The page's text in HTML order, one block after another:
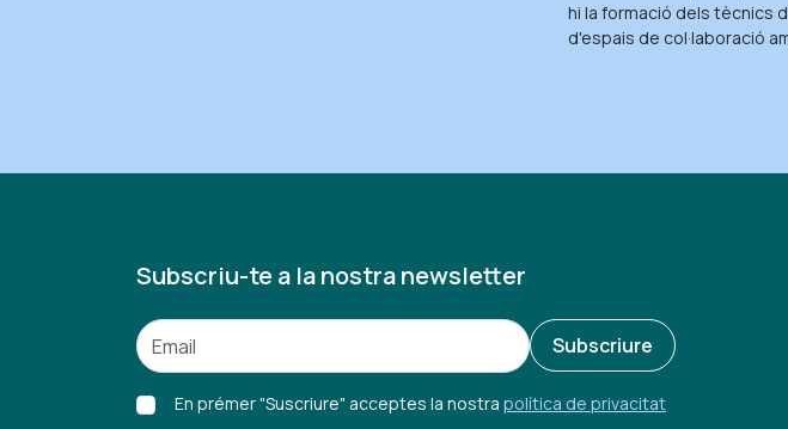
hi la formació dels tècnics
d'espais de col·laboració
Subscriu-te a la nostra newsletter
Subscriure
En prémer "Suscriure" acceptes la nostra política de privacitat